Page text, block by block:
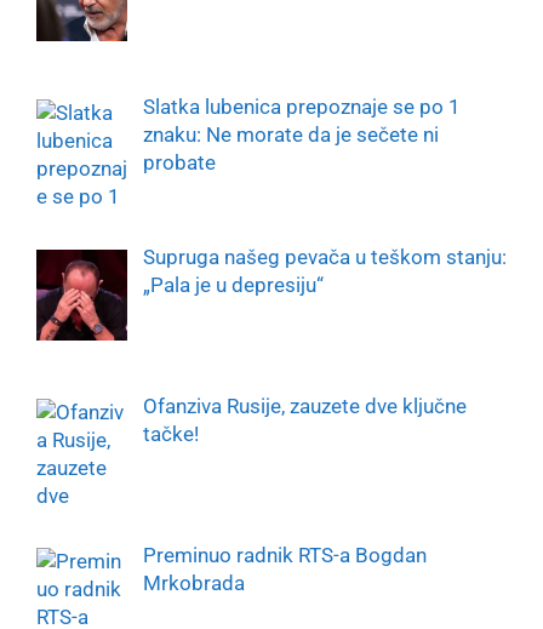
Slatka lubenica prepoznaje se po 1
znaku: Ne morate da je sečete ni
probate
Supruga našeg pevača u teškom stanju:
„Pala je u depresiju“
Ofanziva Rusije, zauzete dve ključne
tačke!
Preminuo radnik RTS-a Bogdan
Mrkobrada